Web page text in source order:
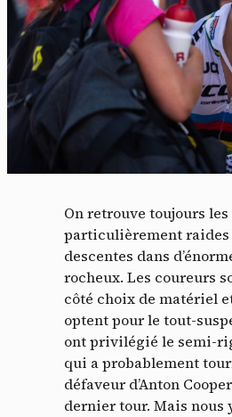
On retrouve toujours les
particulièrement raides
descentes dans
rocheux. Les coureurs
côté choix de matériel
optent pour le tout-
ont privilégié le semi-
qui a probablement
défaveur d’Anton
dernier tour. Mais nous